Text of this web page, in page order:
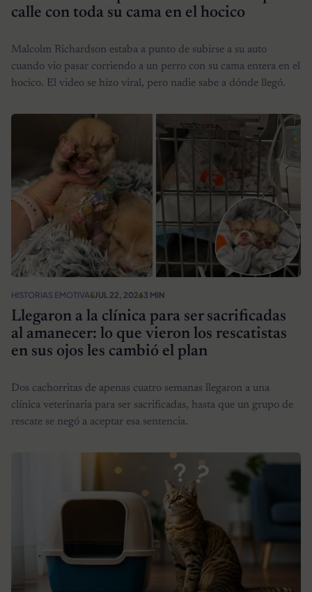
calle con toda su cama en el hocico
Malcolm Richardson estaba a punto de subirse a su auto
cuando vio pasar corriendo a un perro con su cama entera en el
hocico. El video se hizo viral, pero nadie sabe a dónde llegó.
HISTORIAS EMOTIVASJUL 22, 20263 MIN
Llegaron a la clínica para ser sacrificadas
al amanecer: lo que vieron los rescatistas
en sus ojos les cambió el plan
Dos cachorritas de apenas cuatro semanas llegaron a una
clínica veterinaria para ser sacrificadas, hasta que un grupo de
rescate se negó a aceptar esa sentencia.